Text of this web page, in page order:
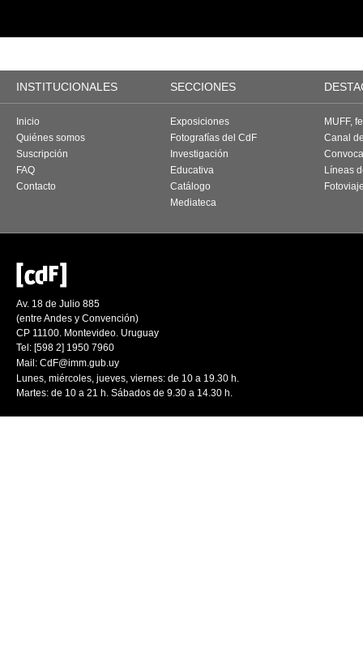
INSTITUCIONALES SECCIONES
Inicio
Quiénes somos
Suscripción
FAQ
Contacto
Exposiciones
Fotografías del CdF
Investigación
Educativa
Catálogo
Mediateca
MUFF,
Canal
Líneas
Av. 18 de Julio 885
(entre Andes y Convención)
CP 11100. Montevideo. Uruguay
Tel: [598 2] 1950 7960
Mail: CdF@imm.gub.uy
Lunes, miércoles, jueves, viernes: de 10 a 19.30 h.
Martes: de 10 a 21 h. Sábados de 9.30 a 14.30 h.